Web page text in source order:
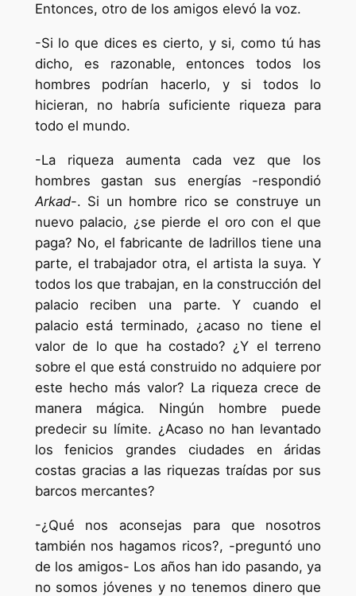
Entonces, otro de los amigos elevó la voz.
-Si lo que dices es cierto, y si, como tú has
dicho, es razonable, entonces todos los
hombres podrían hacerlo, y si todos lo
hicieran, no habría suficiente riqueza para
todo el mundo.
-La riqueza aumenta cada vez que los
hombres gastan sus energías -respondió
Arkad-. Si un hombre rico se construye un
nuevo palacio, ¿se pierde el oro con el que
paga? No, el fabricante de ladrillos tiene una
parte, el trabajador otra, el artista la suya. Y
todos los que trabajan, en la construcción del
palacio reciben una parte. Y cuando el
palacio está terminado, ¿acaso no tiene el
valor de lo que ha costado? ¿Y el terreno
sobre el que está construido no adquiere por
este hecho más valor? La riqueza crece de
manera mágica. Ningún hombre puede
predecir su límite. ¿Acaso no han levantado
los fenicios grandes ciudades en áridas
costas gracias a las riquezas traídas por sus
barcos mercantes?
-¿Qué nos aconsejas para que nosotros
también nos hagamos ricos?, -preguntó uno
de los amigos- Los años han ido pasando, ya
no somos jóvenes y no tenemos dinero que